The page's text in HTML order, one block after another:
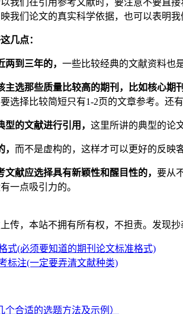
我们论文的真实科学依据，也可以表明
几点：
到三年的， 一些比较经典的文献资料也
选那些质量比较高的期刊，比如核心期
选择比较简短只有1-2页的文章参考。
的文献进行引用， 这里所讲的典型的论
而不是虚构的，这样才可以更好的反映
献应选择具有新颖性和醒目性的， 要从
一点吸引力的。
传，本站不拥有所有权，不担责。发现
式(必须要知道的期刊论文标准格式)
标注(一定要弄清文献种类)
合适的选题方法及示例）